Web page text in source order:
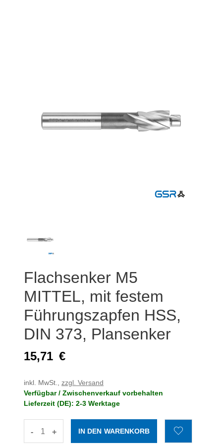
Flachsenker M5
MITTEL, mit festem
Führungszapfen HSS,
DIN 373, Plansenker
15,71 €
inkl. MwSt., zzgl. Versand
Verfügbar / Zwischenverkauf vorbehalten
Lieferzeit (DE): 2-3 Werktage
- +